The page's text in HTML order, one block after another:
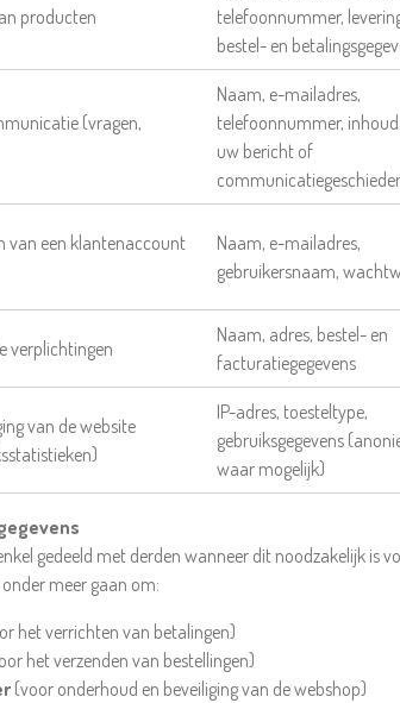
producten
telefoonnummer,
bestel- en
(vragen,
Naam, e-mailadres,
telefoonnummer,
uw bericht of
van een klantenaccount
Naam, e-mailadres,
gebruikersnaam,
verplichtingen
Naam, adres, bestel- en
facturatiegegevens
van de website
IP-adres, toesteltype,
gebruiksgegevens
waar mogelijk)
gedeeld met derden wanneer dit noodzakelijk
meer gaan om:
het verrichten van betalingen)
het verzenden van bestellingen)
(voor onderhoud en beveiliging van de webshop)